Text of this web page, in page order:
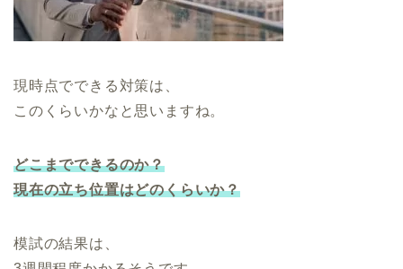
現時点でできる対策は、
このくらいかなと思いますね。
どこまでできるのか？
現在の立ち位置はどのくらいか？
模試の結果は、